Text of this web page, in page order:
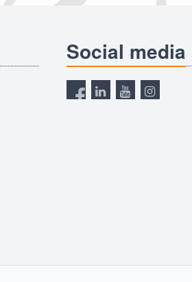
Social media